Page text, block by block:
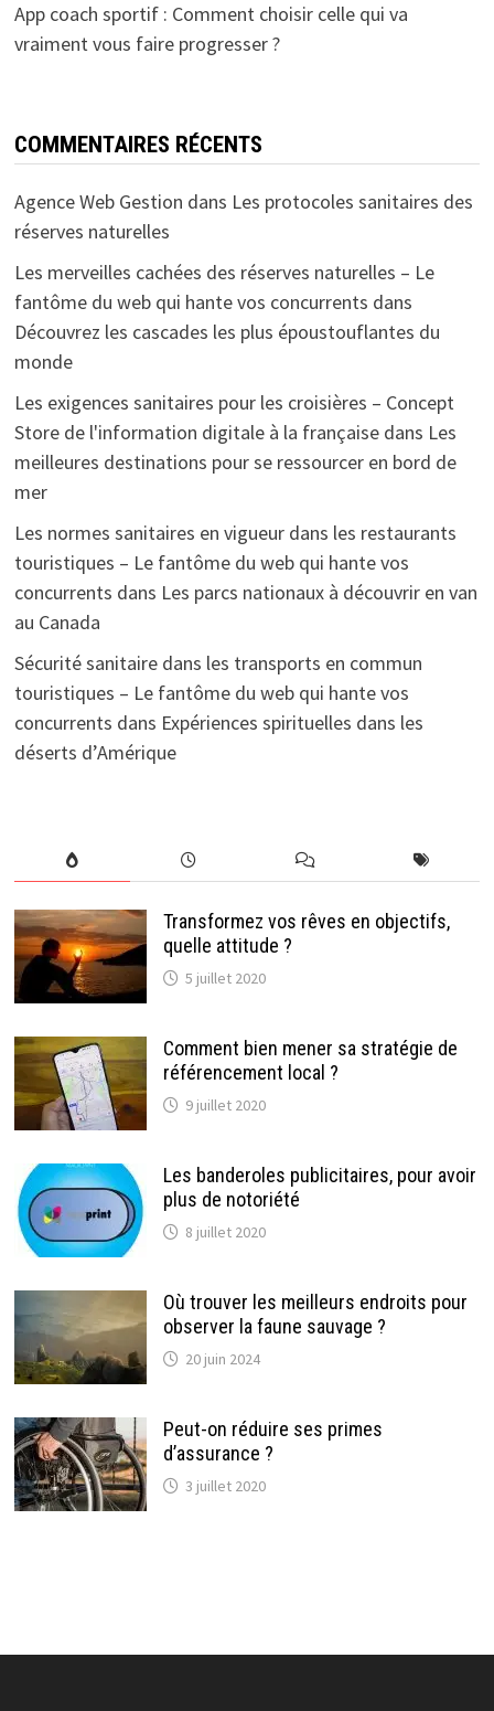
App coach sportif : Comment choisir celle qui va
vraiment vous faire progresser ?
COMMENTAIRES RÉCENTS
Agence Web Gestion dans Les protocoles sanitaires des
réserves naturelles
Les merveilles cachées des réserves naturelles – Le
fantôme du web qui hante vos concurrents dans
Découvrez les cascades les plus époustouflantes du
monde
Les exigences sanitaires pour les croisières – Concept
Store de l'information digitale à la françaisedans Les
meilleures destinations pour se ressourcer en bord de
mer
Les normes sanitaires en vigueur dans les restaurants
touristiques – Le fantôme du web qui hante vos
concurrents dans Les parcs nationaux à découvrir en van
au Canada
Sécurité sanitaire dans les transports en commun
touristiques – Le fantôme du web qui hante vos
concurrents dans Expériences spirituelles dans les
déserts d’Amérique
Transformez vos rêves en objectifs,
quelle attitude ?
5 juillet 2020
Comment bien mener sa stratégie de
référencement local ?
9 juillet 2020
Les banderoles publicitaires, pour avoir
plus de notoriété
8 juillet 2020
Où trouver les meilleurs endroits pour
observer la faune sauvage ?
20 juin 2024
Peut-on réduire ses primes
d’assurance ?
3 juillet 2020